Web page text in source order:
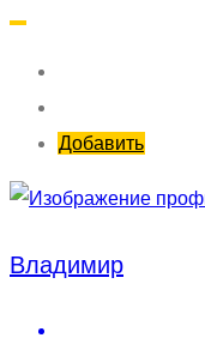
Добавить
Владимир